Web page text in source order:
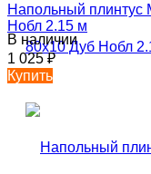
Напольный плинтус
Нобл 2.15 м
В наличии
1 025₽
Купить